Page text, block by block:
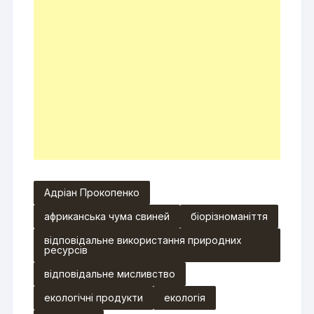
Адріан Прокопенко
африканська чума свиней
біорізноманіття
відповідальне використання природних
ресурсів
відповідальне мисливство
екологічні продукти
екологія